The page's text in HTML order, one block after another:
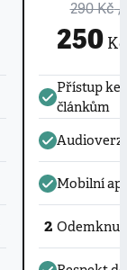
290 Kč/
250Kč
Přístup ke
článkům
Mobilní
2